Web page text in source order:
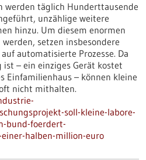
werden täglich Hunderttausende
unzählige weitere
hinzu. Um diesem enormen
setzen insbesondere
automatisierte Prozesse. Da
– ein einziges Gerät kostet
Einfamilienhaus – können kleine
nicht mithalten.
soll-kleine-labore-
bund-foerdert-
halben-million-euro